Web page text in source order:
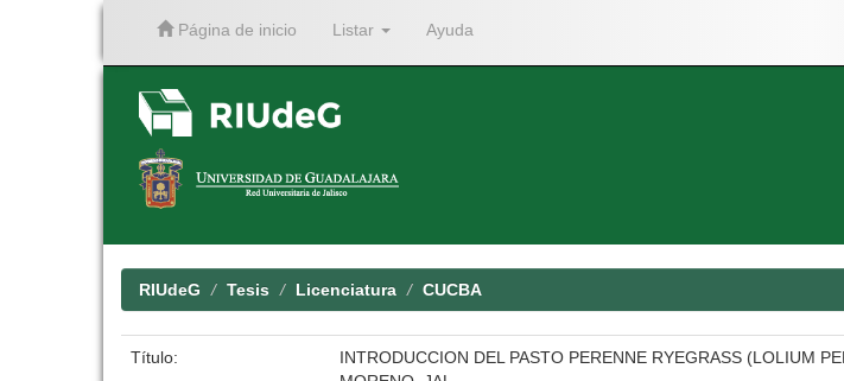
Página de inicio Listar Ayuda
RIUdeG Tesis Licenciatura CUCBA
Título:
INTRODUCCION DEL PASTO PERENNE RYEGRASS (LOLIUM